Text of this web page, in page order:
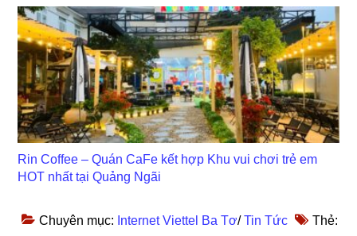
Rin Coffee – Quán CaFe kết hợp Khu vui chơi trẻ em
HOT nhất tại Quảng Ngãi
Chuyên mục: Internet Viettel Ba Tơ/Tin Tức
Thẻ: